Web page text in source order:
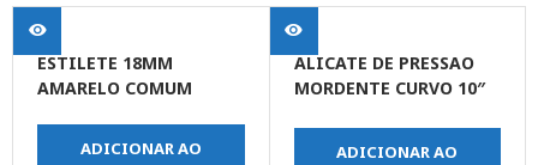
ESTILETE 18MM
AMARELO COMUM
ADICIONAR AO
ALICATE DE PRESSAO
MORDENTE CURVO 10″
ADICIONAR AO